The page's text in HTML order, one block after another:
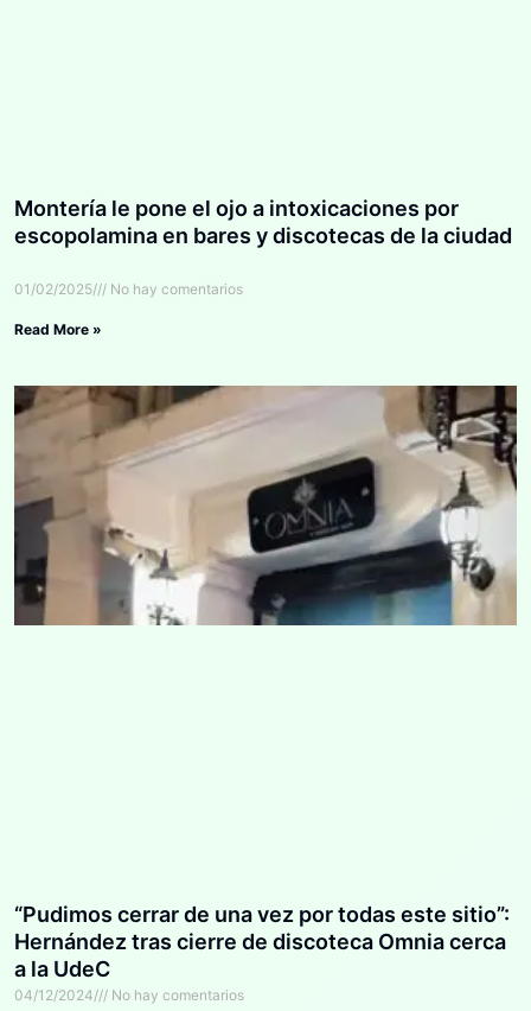
Montería le pone el ojo a intoxicaciones por
escopolamina en bares y discotecas de la ciudad
01/02/2025 No hay comentarios
Read More »
“Pudimos cerrar de una vez por todas este sitio”:
Hernández tras cierre de discoteca Omnia cerca
a la UdeC
04/12/2024 No hay comentarios